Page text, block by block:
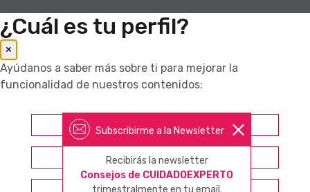
Subscribirme a la Newsletter
Recibirás la newsletter
Consejos de CUIDADOEXPERTO
trimestralmente en tu email.
¿Cuál es tu perfil?
×
Ayúdanos a saber más sobre ti para mejorar la
funcionalidad de nuestros contenidos:
Farmacéutico
Otros profesionales sanitarios